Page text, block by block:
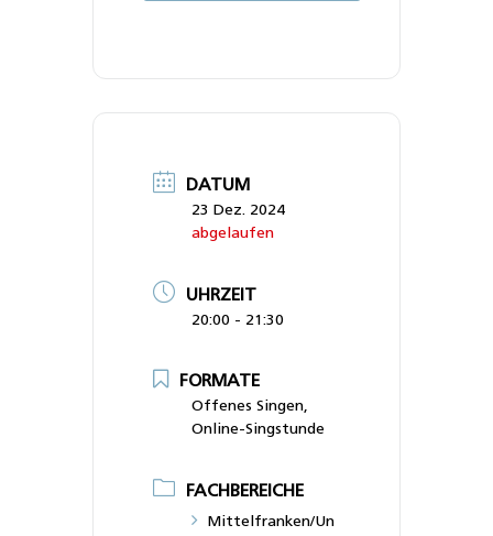
DATUM
23 Dez. 2024
abgelaufen
UHRZEIT
20:00 - 21:30
FORMATE
Offenes Singen,
Online-Singstunde
FACHBEREICHE
Mittelfranken/Un